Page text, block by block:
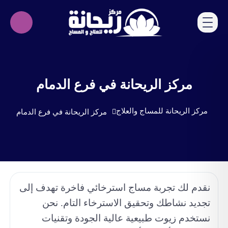
مركز الريحانة في فرع الدمام
مركز الريحانة للمساج والعلاج مركز الريحانة في فرع الدمام
نقدم لك تجربة مساج استرخائي فاخرة تهدف إلى
تجديد نشاطك وتحقيق الاسترخاء التام. نحن
نستخدم زيوت طبيعية عالية الجودة وتقنيات